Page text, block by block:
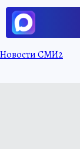
Новости СМИ2